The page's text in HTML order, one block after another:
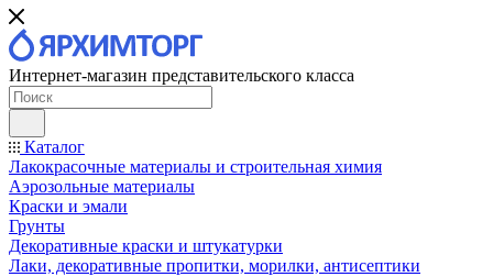
Интернет-магазин представительского класса
Каталог
Лакокрасочные материалы и строительная химия
Аэрозольные материалы
Краски и эмали
Грунты
Декоративные краски и штукатурки
Лаки, декоративные пропитки, морилки, антисептики